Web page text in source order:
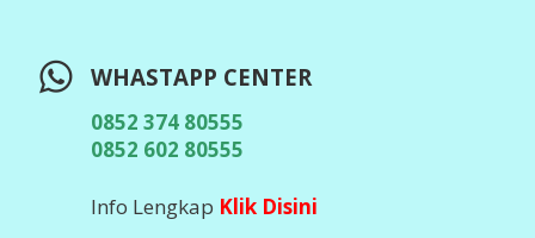
WHASTAPP CENTER
0852 374 80555
0852 602 80555
Info Lengkap Klik Disini